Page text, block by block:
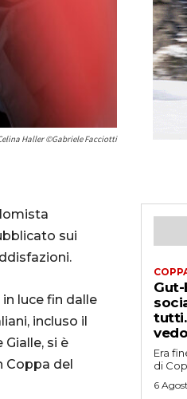
Haller ©Gabriele Facciotti
sui
luce fin dalle
incluso il
si è
Coppa del
tutti.
Era
di
6